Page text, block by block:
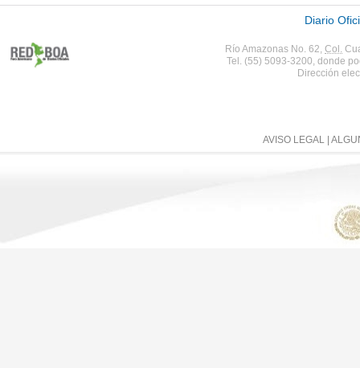
Diario
Río Amazonas No. 62, Col.
Tel. (55) 5093-3200, donde
Dirección
AVISO LEGAL |